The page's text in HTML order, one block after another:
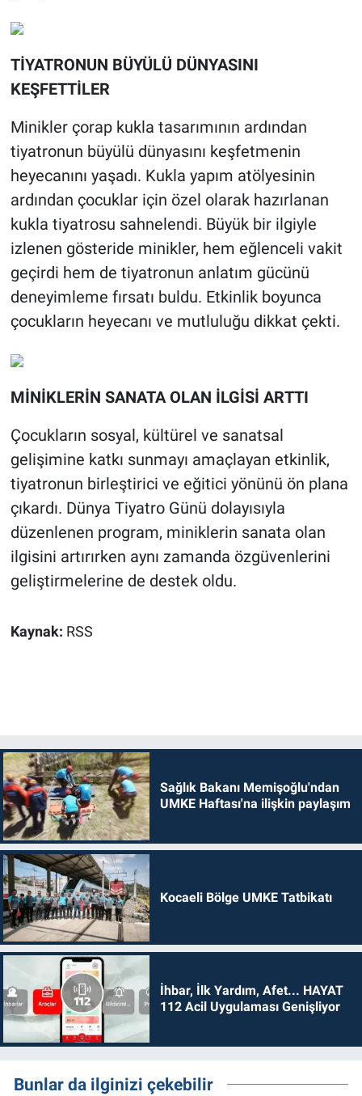
TİYATRONUN BÜYÜLÜ DÜNYASINI
KEŞFETTİLER
Minikler çorap kukla tasarımının ardından
tiyatronun büyülü dünyasını keşfetmenin
heyecanını yaşadı. Kukla yapım atölyesinin
ardından çocuklar için özel olarak hazırlanan
kukla tiyatrosu sahnelendi. Büyük bir ilgiyle
izlenen gösteride minikler, hem eğlenceli vakit
geçirdi hem de tiyatronun anlatım gücünü
deneyimleme fırsatı buldu. Etkinlik boyunca
çocukların heyecanı ve mutluluğu dikkat çekti.
MİNİKLERİN SANATA OLAN İLGİSİ ARTTI
Çocukların sosyal, kültürel ve sanatsal
gelişimine katkı sunmayı amaçlayan etkinlik,
tiyatronun birleştirici ve eğitici yönünü ön plana
çıkardı. Dünya Tiyatro Günü dolayısıyla
düzenlenen program, miniklerin sanata olan
ilgisini artırırken aynı zamanda özgüvenlerini
geliştirmelerine de destek oldu.
Kaynak: RSS
Sağlık Bakanı Memişoğlu'ndan
UMKE Haftası'na ilişkin paylaşım
Kocaeli Bölge UMKE Tatbikatı
İhbar, İlk Yardım, Afet... HAYAT
112 Acil Uygulaması Genişliyor
Bunlar da ilginizi çekebilir